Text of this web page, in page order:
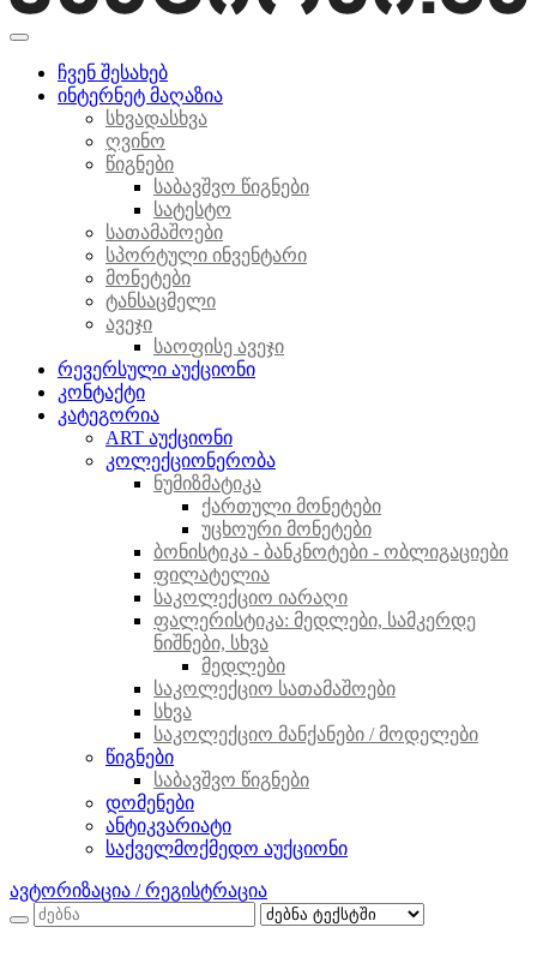
ჩვენ შესახებ
ინტერნეტ მაღაზია
სხვადასხვა
ღვინო
წიგნები
საბავშვო წიგნები
სატესტო
სათამაშოები
სპორტული ინვენტარი
მონეტები
ტანსაცმელი
ავეჯი
საოფისე ავეჯი
რევერსული აუქციონი
კონტაქტი
კატეგორია
ART აუქციონი
კოლექციონერობა
ნუმიზმატიკა
ქართული მონეტები
უცხოური მონეტები
ბონისტიკა - ბანკნოტები - ობლიგაციები
ფილატელია
საკოლექციო იარაღი
ფალერისტიკა: მედლები, სამკერდე
ნიშნები, სხვა
მედლები
საკოლექციო სათამაშოები
სხვა
საკოლექციო მანქანები / მოდელები
წიგნები
საბავშვო წიგნები
დომენები
ანტიკვარიატი
საქველმოქმედო აუქციონი
ავტორიზაცია / რეგისტრაცია